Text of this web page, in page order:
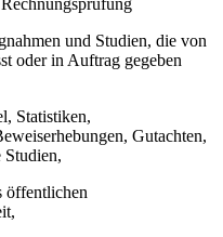
und Studien, die von
oder in Auftrag gegeben
Statistiken,
Gutachten,
Studien,
öffentlichen